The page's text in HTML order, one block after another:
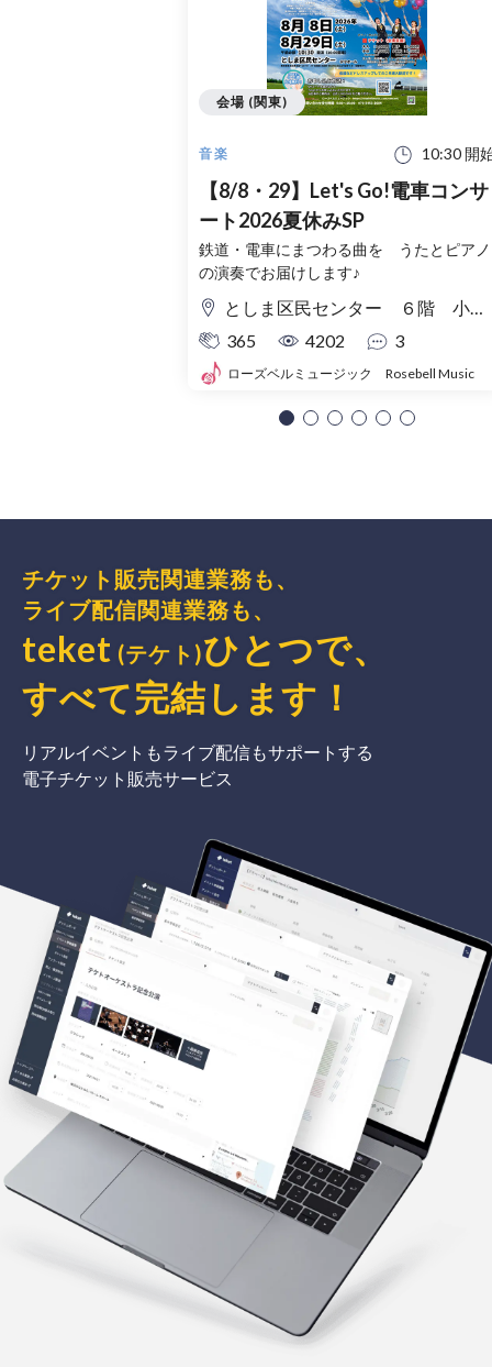
音楽 10:30 開
【8/8・29】Let's Go!電車コンサ
ート2026夏休みSP
鉄道・電車にまつわる曲を うたとピアノ
の演奏でお届けします♪
としま区民センター ６階 小ホール
365
4202 3
ローズベルミュージック Rosebell Music
会場 (関東)
チケット販売関連業務も、
ライブ配信関連業務も、
teket (テケト)ひとつで、
すべて完結 します ！
リアルイベントもライブ配信もサポートする
電子チケット販売サービス